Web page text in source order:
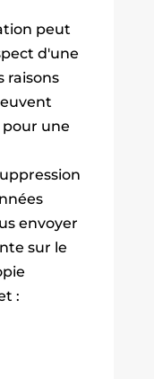
peut
d'une
raisons
une
envoyer
sur le
: